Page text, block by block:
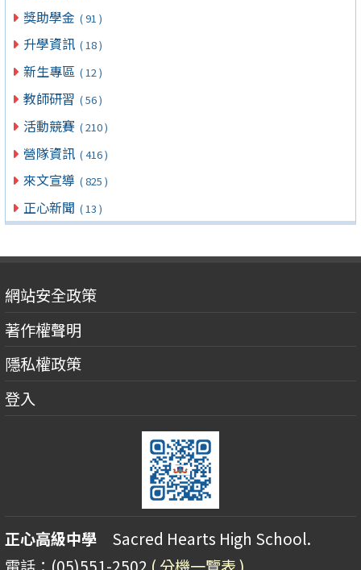
獎助學金 ( 91 )
升學資訊 ( 18 )
新生專區 ( 12 )
教師研習 ( 56 )
活動競賽 ( 210 )
營隊資訊 ( 416 )
來文宣導 ( 825 )
正心新聞 ( 13 )
網站安全政策
著作權聲明
隱私權政策
登入
正心高級中學 Sacred Hearts High School.